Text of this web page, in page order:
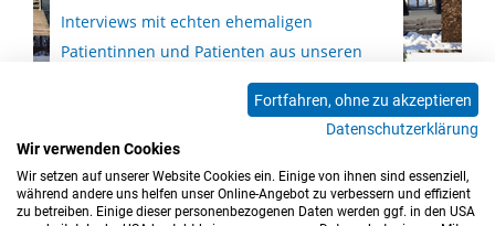
Interviews mit echten ehemaligen
Patientinnen und Patienten aus unseren
Fortfahren, ohne zu akzeptieren
Datenschutzerklärung
Wir verwenden Cookies
Wir setzen auf unserer Website Cookies ein. Einige von ihnen sind essenziell,
während andere uns helfen unser Online-Angebot zu verbessern und effizient
zu betreiben. Einige dieser personenbezogenen Daten werden ggf. in den USA